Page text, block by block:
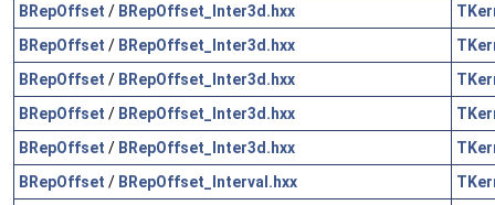
BRepOffset / BRepOffset_Inter3d.hxx
BRepOffset / BRepOffset_Inter3d.hxx
BRepOffset / BRepOffset_Inter3d.hxx
BRepOffset / BRepOffset_Inter3d.hxx
BRepOffset / BRepOffset_Inter3d.hxx
BRepOffset / BRepOffset_Interval.hxx